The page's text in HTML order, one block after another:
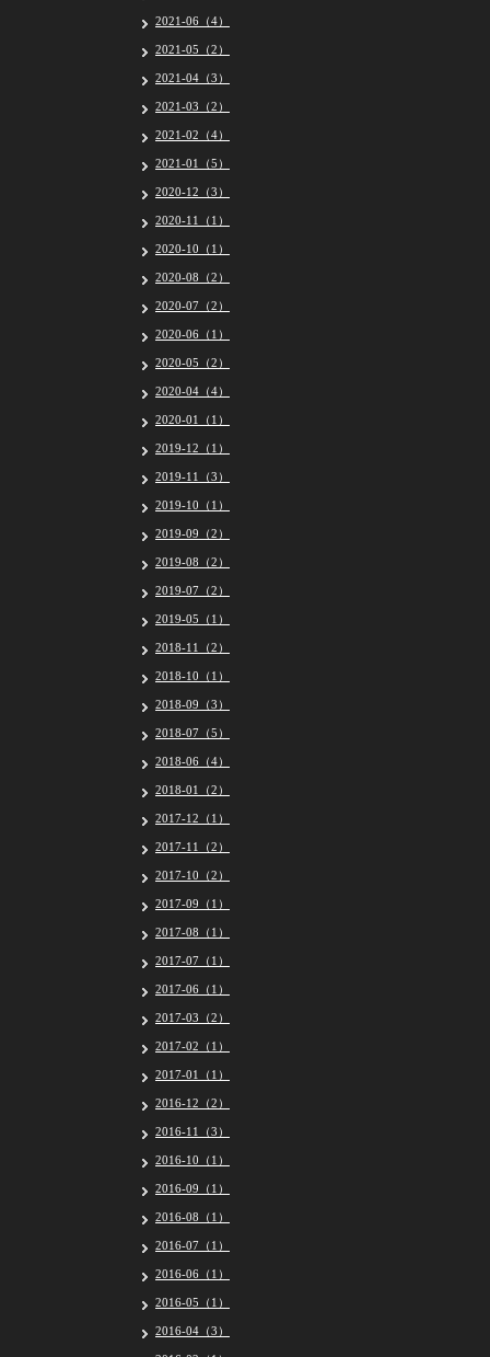
2021-06（4）
2021-05（2）
2021-04（3）
2021-03（2）
2021-02（4）
2021-01（5）
2020-12（3）
2020-11（1）
2020-10（1）
2020-08（2）
2020-07（2）
2020-06（1）
2020-05（2）
2020-04（4）
2020-01（1）
2019-12（1）
2019-11（3）
2019-10（1）
2019-09（2）
2019-08（2）
2019-07（2）
2019-05（1）
2018-11（2）
2018-10（1）
2018-09（3）
2018-07（5）
2018-06（4）
2018-01（2）
2017-12（1）
2017-11（2）
2017-10（2）
2017-09（1）
2017-08（1）
2017-07（1）
2017-06（1）
2017-03（2）
2017-02（1）
2017-01（1）
2016-12（2）
2016-11（3）
2016-10（1）
2016-09（1）
2016-08（1）
2016-07（1）
2016-06（1）
2016-05（1）
2016-04（3）